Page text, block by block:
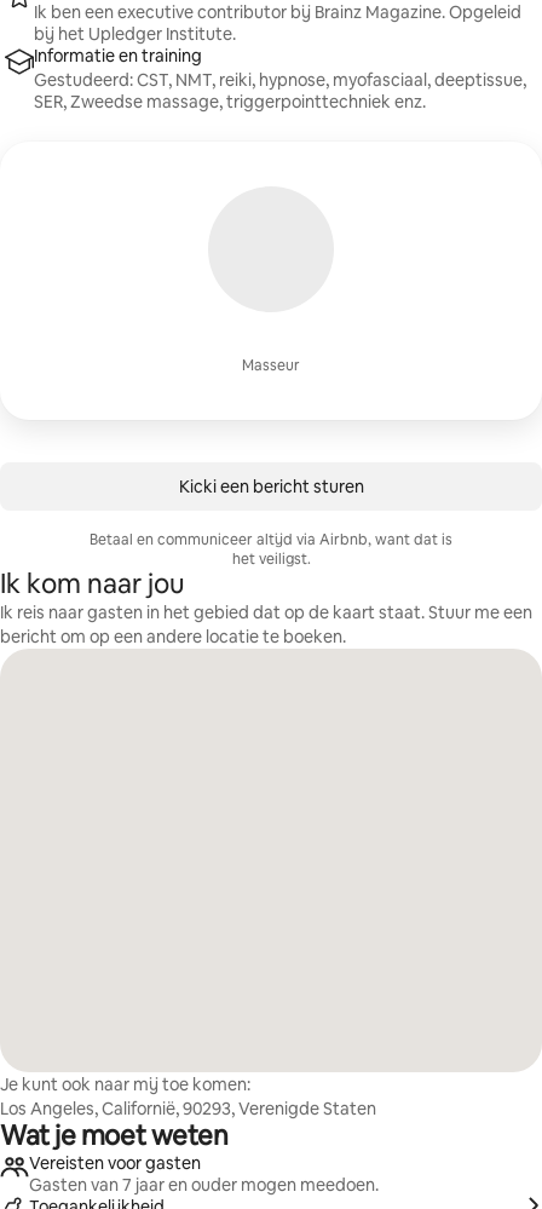
Masseur
Ik ben een executive contributor bij Brainz Magazine. Opgeleid
bij het Upledger Institute.
Informatie en training
Gestudeerd: CST, NMT, reiki, hypnose, myofasciaal, deeptissue,
SER, Zweedse massage, triggerpointtechniek enz.
Kicki een bericht sturen
Betaal en communiceer altijd via Airbnb, want dat is
het veiligst.
Ik kom naar jou
Ik reis naar gasten in het gebied dat op de kaart staat. Stuur me een
bericht om op een andere locatie te boeken.
Je kunt ook naar mij toe komen:
Los Angeles, Californië, 90293, Verenigde Staten
Wat je moet weten
Vereisten voor gasten
Gasten van 7 jaar en ouder mogen meedoen.